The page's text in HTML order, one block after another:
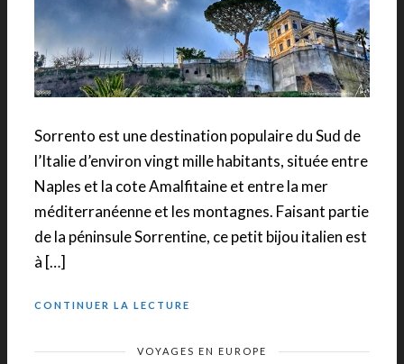
Sorrento est une destination populaire du Sud de
l’Italie d’environ vingt mille habitants, située entre
Naples et la cote Amalfitaine et entre la mer
méditerranéenne et les montagnes. Faisant partie
de la péninsule Sorrentine, ce petit bijou italien est
à […]
CONTINUER LA LECTURE
VOYAGES EN EUROPE